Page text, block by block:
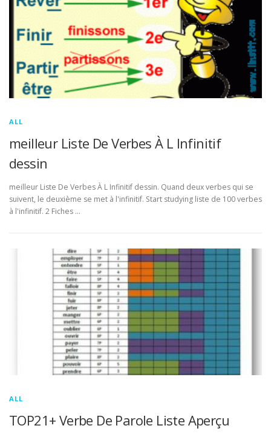
ALL
meilleur Liste De Verbes À L Infinitif
dessin
meilleur Liste De Verbes À L Infinitif dessin. Quand deux verbes qui se
suivent, le deuxième se met à l'infinitif. Start studying liste de 100 verbes
à l'infinitif. 2 Fiches …
ALL
TOP21+ Verbe De Parole Liste Aperçu